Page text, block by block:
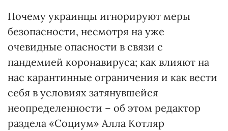
Почему украинцы игнорируют меры
безопасности, несмотря на уже
очевидные опасности в связи с
пандемией коронавируса; как влияют на
нас карантинные ограничения и как вести
себя в условиях затянувшейся
неопределенности – об этом редактор
раздела «Социум» Алла Котляр